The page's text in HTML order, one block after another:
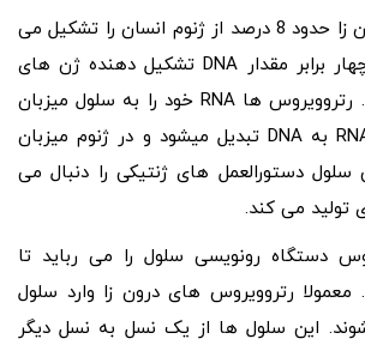
رتروویروس های درون زا حدود 8 درصد از ژنوم انسان را تشکیل می
دهند. یعنی حداقل چهار برابر مقدار DNA تشکیل دهنده ژن های
کدکننده پروتئین ها. رتروویروس ها RNA خود را به سلول میزبان
وارد می کنند. این RNA به DNA تبدیل میشود و در ژنوم میزبان
دستورالعمل های ژنتیکی را دنبال می
تولید می کند.
دستگاه رونویسی سلول را می رباید تا
رتروویروس های درون زا وارد سلول
این سلول ها از یک نسل به نسل دیگر